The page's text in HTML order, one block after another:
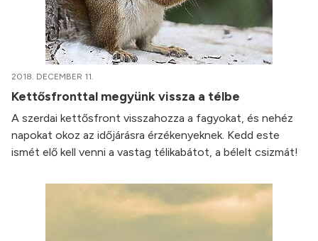
2018. DECEMBER 11.
Kettősfronttal megyünk vissza a télbe
A szerdai kettősfront visszahozza a fagyokat, és nehéz
napokat okoz az időjárásra érzékenyeknek. Kedd este
ismét elő kell venni a vastag télikabátot, a bélelt csizmát!